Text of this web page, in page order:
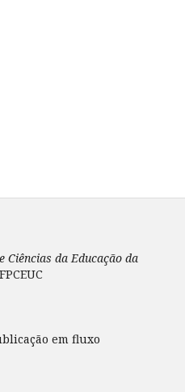
Ciências da Educação da
FPCEUC
em fluxo